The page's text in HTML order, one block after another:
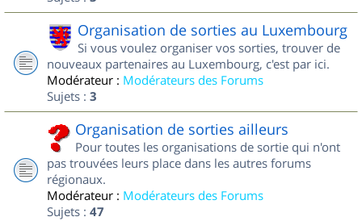
Organisation de sorties au Luxembourg
Si vous voulez organiser vos sorties, trouver de
nouveaux partenaires au Luxembourg, c'est par ici.
Modérateur : Modérateurs des Forums
Sujets : 3
Organisation de sorties ailleurs
Pour toutes les organisations de sortie qui n'ont
pas trouvées leurs place dans les autres forums
régionaux.
Modérateur : Modérateurs des Forums
Sujets : 47